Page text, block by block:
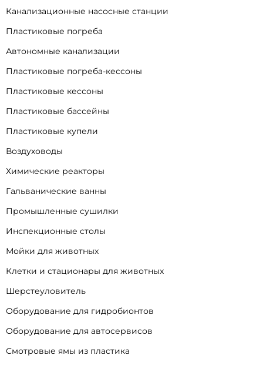
Канализационные насосные станции
Пластиковые погреба
Автономные канализации
Пластиковые погреба-кессоны
Пластиковые кессоны
Пластиковые бассейны
Пластиковые купели
Воздуховоды
Химические реакторы
Гальванические ванны
Промышленные сушилки
Инспекционные столы
Мойки для животных
Клетки и стационары для животных
Шерстеуловитель
Оборудование для гидробионтов
Оборудование для автосервисов
Смотровые ямы из пластика